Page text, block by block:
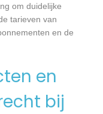
om duidelijke
tarieven van
en de
en
bij